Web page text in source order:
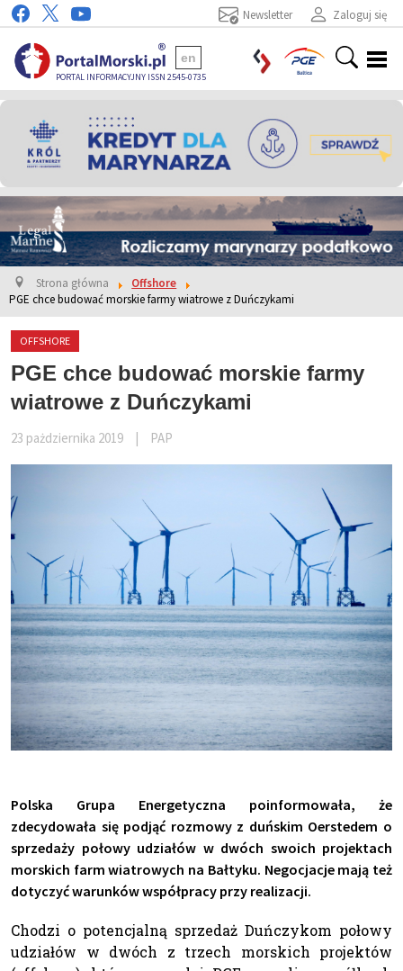
Zaloguj się
Newsletter
PORTAL INFORMACYJNY ISSN 2545-0735
en
Strona główna
Offshore
PGE chce budować morskie farmy wiatrowe z Duńczykami
OFFSHORE
PGE chce budować morskie farmy
wiatrowe z Duńczykami
23 pażdziernika 2019 PAP
Polska Grupa Energetyczna poinformowała, że
zdecydowała się podjąć rozmowy z duńskim Oerstedem o
sprzedaży połowy udziałów w dwóch swoich projektach
morskich farm wiatrowych na Bałtyku. Negocjacje mają też
dotyczyć warunków współpracy przy realizacji.
Chodzi o potencjalną sprzedaż Duńczykom połowy
udziałów w dwóch z trzech morskich projektów